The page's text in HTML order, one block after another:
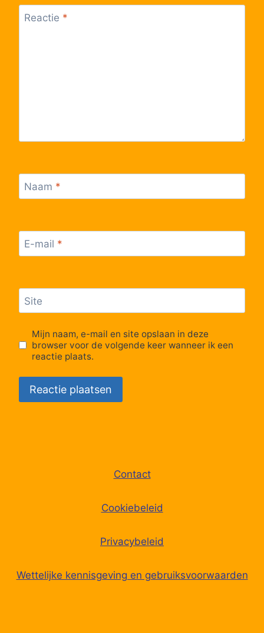
Reactie *
Naam *
E-mail *
Site
Mijn naam, e-mail en site opslaan in deze
browser voor de volgende keer wanneer ik een
reactie plaats.
Contact
Cookiebeleid
Privacybeleid
Wettelijke kennisgeving en gebruiksvoorwaarden